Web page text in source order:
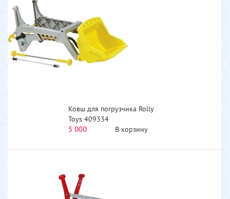
Ковш для погрузчика Rolly
Toys 409334
5 000
В корзину